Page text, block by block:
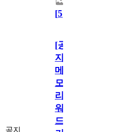
[5]
공지
[공
지]
메
모
리
워
드